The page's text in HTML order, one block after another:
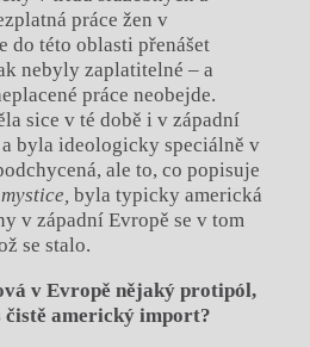
práce žen v
do této oblasti přenášet
nebyly zaplatitelné – a
práce neobejde.
sice v té době i v západní
byla ideologicky speciálně v
ale to, co popisuje
byla typicky americká
v západní Evropě se v tom
se stalo.
v Evropě nějaký protipól,
čistě americký import?